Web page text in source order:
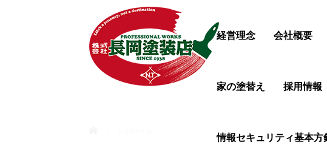
経営理念 会社概要
家の塗替え 採用情報
情報セキュリティ基本方